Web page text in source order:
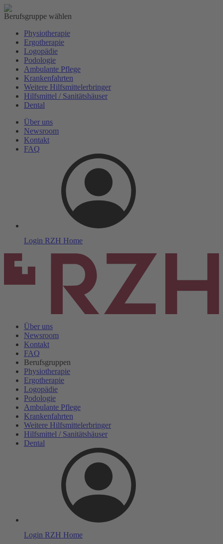
Berufsgruppe wählen
Physiotherapie
Ergotherapie
Logopädie
Podologie
Ambulante Pflege
Krankenfahrten
Weitere Hilfsmittelerbringer
Hilfsmittel / Sanitätshäuser
Dental
Über uns
Newsroom
Kontakt
FAQ
Login RZH Home
Über uns
Newsroom
Kontakt
FAQ
Berufsgruppen
Physiotherapie
Ergotherapie
Logopädie
Podologie
Ambulante Pflege
Krankenfahrten
Weitere Hilfsmittelerbringer
Hilfsmittel / Sanitätshäuser
Dental
Login RZH Home